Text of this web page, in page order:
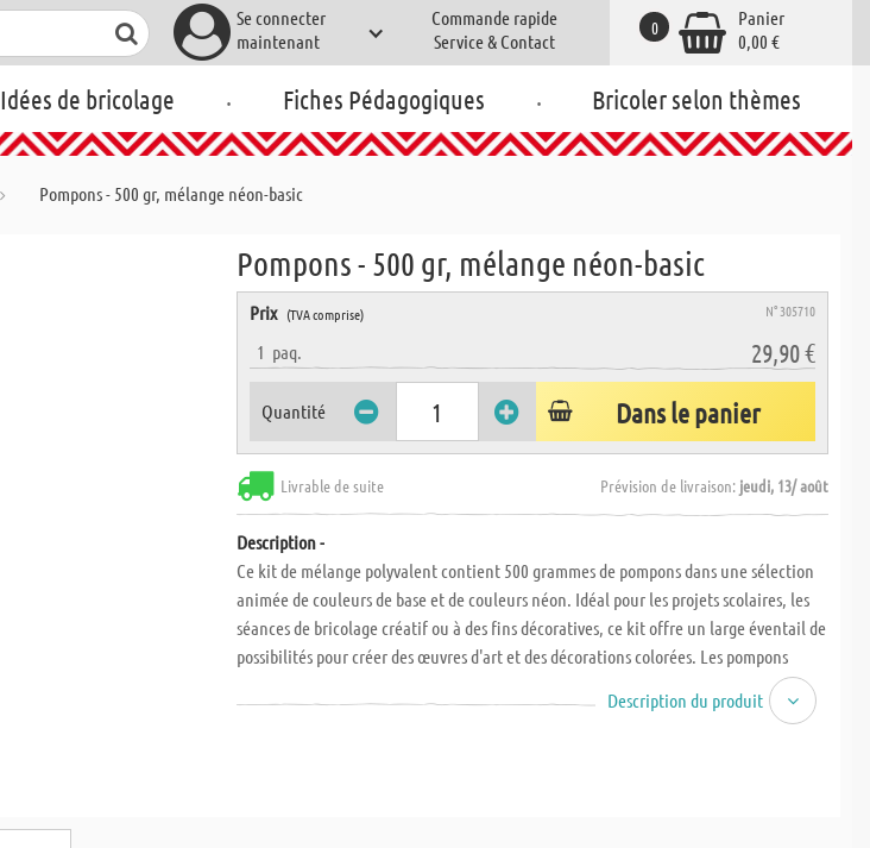
Se connecter
maintenant
Commande rapide
Service & Contact
Panier
0,00 €
0
Idées de bricolage . Fiches Pédagogiques . Bricoler selon thèmes
Pompons - 500 gr, mélange néon-basic
Pompons - 500 gr, mélange néon-basic
Prix (TVA comprise) N° 305710
1 paq. 29,90 €
Quantité Dans le panier
Livrable de suite Prévision de livraison: jeudi, 13/ août
Description -
Ce kit de mélange polyvalent contient 500 grammes de pompons dans une sélection
animée de couleurs de base et de couleurs néon. Idéal pour les projets scolaires, les
séances de bricolage créatif ou à des fins décoratives, ce kit offre un large éventail de
possibilités pour créer des œuvres d'art et des décorations colorées. Les pompons
multicolores sont parfaits pour permettre aux enfants de vivre une expérience de
bricolage à la fois ludique et éducative, qui stimule leur créativité et leur
Description du produit